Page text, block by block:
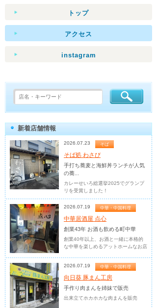
トップ
アクセス
instagram
新着店舗情報
2026.07.23 そば
そば処 わさび
手打ち蕎麦と海鮮丼ランチが人気
の蕎...
カレーせいろ総選挙2025でグランプ
リを受賞しました！
2026.07.19 中華・中国料理
中華居酒屋 点心
創業43年 お酒も飲める町中華
創業40年以上、お酒と一緒に本格的
な中華を楽しめるアットホームなお店
2026.07.19 中華・中国料理
向日葵 豚まん工房
手作り肉まんを姉妹で販売
出来立てホカホカな肉まんを販売